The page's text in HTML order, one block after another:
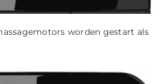
worden gestart als